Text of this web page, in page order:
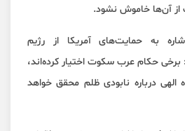
از آن‌ها خاموش نشود.
به حمایت‌های آمریکا از رژیم
حکام عرب سکوت اختیار کرده‌اند،
الهی درباره نابودی ظلم محقق خواهد